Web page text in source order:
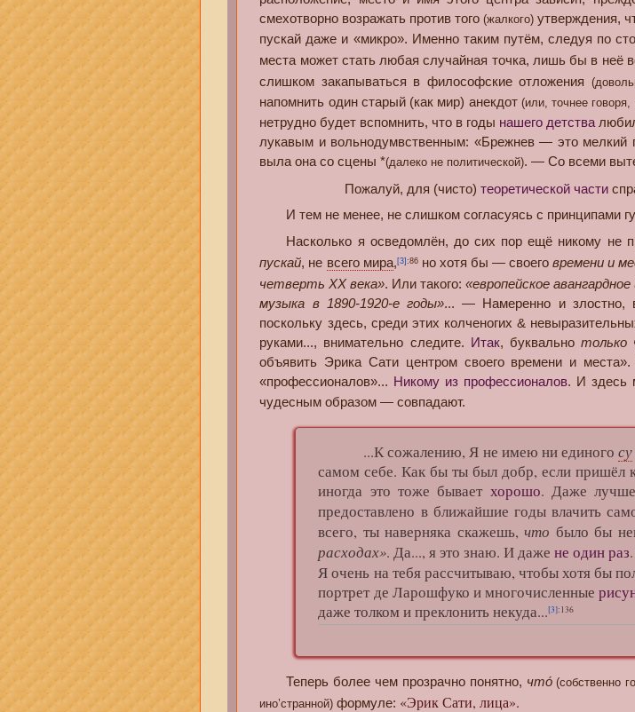
смехотворно возражать против того(жалкого) утверждения,
пускай даже и «микро». Именно таким путём, следуя по
места может стать любая случайная точка, лишь бы в неё
слишком закапываться в философские отложения
напомнить один старый (как мир) анекдот (или, точнее говоря,
нетрудно будет вспомнить, что в годы нашего детства
лукавым и вольнодумвственным: «Брежнев — это мелкий
выла она со сцены *(далеко не политической). — Со всеми
Пожалуй, для (чисто)теоретической части
И тем не менее, не слишком согласуясь с принципами
Насколько я осведомлён, до сих пор ещё никому не
пускай, не всего мира, [3] :86но хотя бы — своеговремени и
четверть XX века». Или такого:«европейское
музыка в 1890-1920-е годы»... — Намеренно и злостно,
поскольку здесь, среди этих колченогих &
руками..., внимательно следите. Итак, буквально только
объявить Эрика Сати центром своего времени и
«профессионалов»... Никому из профессионалов. И здесь
чудесным образом — совпадают.
...К сожалению, Я не имею ни единого су
самом себе. Как бы ты был добр, если
иногда это тоже бывает хорошо. Даже
предоставлено в ближайшие годы влачить
всего, ты наверняка скажешь,что было бы
расходах». Да..., я это знаю. И дажене один раз
Я очень на тебя рассчитываю, чтобы хотя бы
портрет де Ларошфуко и многочисленные
даже толком и преклонить некуда...[3]:136
Теперь более чем прозрачно понятно, что́ (собственно
ино’странной) формуле: «Эрик Сати, лица».